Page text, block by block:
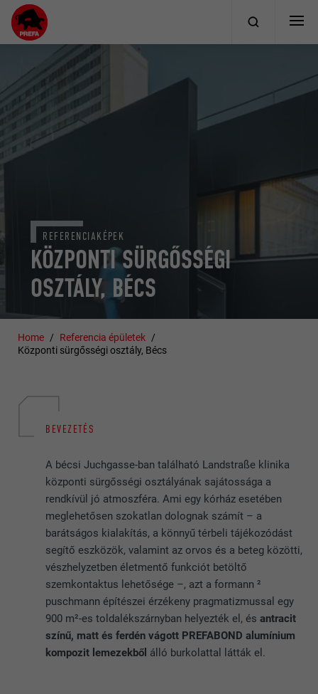
KÖZPONTI SÜRGŐSSÉGI
OSZTÁLY, BÉCS
REFERENCIAKÉPEK
Home
Referencia épületek
Központi sürgősségi osztály, Bécs
BEVEZETÉS
A bécsi Juchgasse-ban található Landstraße klinika
központi sürgősségi osztályának sajátossága a
rendkívül jó atmoszféra. Ami egy kórház esetében
meglehetősen szokatlan dolognak számít – a
barátságos kialakítás, a könnyű térbeli tájékozódást
segítő eszközök, valamint az orvos és a beteg közötti,
vészhelyzetben életmentő funkciót betöltő
szemkontaktus lehetősége –, azt a formann ²
puschmann építészei érzékeny pragmatizmussal egy
900 m²-es toldalékszárnyban helyezték el, ésantracit
színű, matt és ferdén vágott PREFABOND alumínium
kompozit lemezekből álló burkolattal látták el.